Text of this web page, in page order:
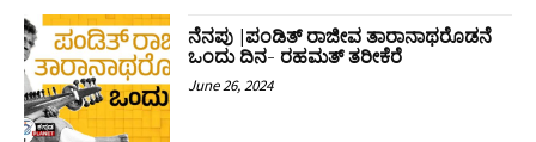
ನೆನಪು |ಪಂಡಿತ್‌ ರಾಜೀವ ತಾರಾನಾಥರೊಡನೆ
ಒಂದು ದಿನ- ರಹಮತ್‌ ತರೀಕೆರೆ
June 26, 2024